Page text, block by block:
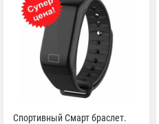
Спортивный Смарт браслет.